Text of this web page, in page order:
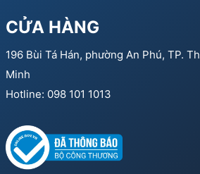
CỬA HÀNG
196 Bùi Tá Hán, phường An Phú, TP.
Minh
Hotline: 098 101 1013